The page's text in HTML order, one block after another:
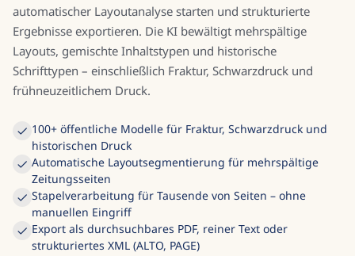
automatischer Layoutanalyse starten und strukturierte
Ergebnisse exportieren. Die KI bewältigt mehrspältige
Layouts, gemischte Inhaltstypen und historische
Schrifttypen – einschließlich Fraktur, Schwarzdruck und
frühneuzeitlichem Druck.
100+ öffentliche Modelle für Fraktur, Schwarzdruck und
historischen Druck
Automatische Layoutsegmentierung für mehrspältige
Zeitungsseiten
Stapelverarbeitung für Tausende von Seiten – ohne
manuellen Eingriff
Export als durchsuchbares PDF, reiner Text oder
strukturiertes XML (ALTO, PAGE)